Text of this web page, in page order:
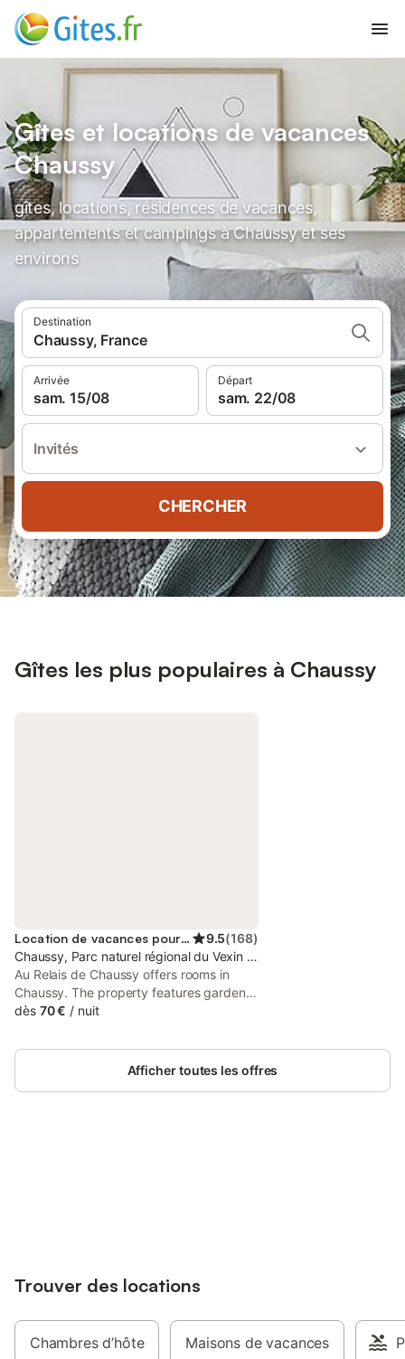
Gîtes et locations de vacances
Chaussy
gîtes, locations, résidences de vacances,
appartements et campings à Chaussy et ses
environs
Destination
Chaussy, France
Arrivée
sam. 15/08
Départ
sam. 22/08
Invités
CHERCHER
Gîtes les plus populaires à Chaussy
Location de vacances pour 2 personnes 9.5(168)
Chaussy, Parc naturel régional du Vexin Français
Au Relais de Chaussy offers rooms in
Chaussy. The property features garden
and inner courtyard views. There is a sun
WiFi, free private parking and an electric
vehicle charging station.
dès 70 € / nuit
Afficher toutes les offres
Trouver des locations
Chambres d’hôte Maisons de vacances